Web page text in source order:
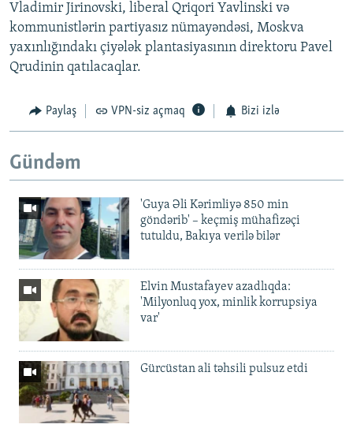
Vladimir Jirinovski, liberal Qriqori Yavlinski və
kommunistlərin partiyasız nümayəndəsi, Moskva
yaxınlığındakı çiyələk plantasiyasının direktoru Pavel
Qrudinin qatılacaqlar.
Paylaş VPN-siz açmaq Bizi izlə
Gündəm
'Guya Əli Kərimliyə 850 min
göndərib' – keçmiş mühafizəçi
tutuldu, Bakıya verilə bilər
Elvin Mustafayev azadlıqda:
'Milyonluq yox, minlik korrupsiya
var'
Gürcüstan ali təhsili pulsuz etdi